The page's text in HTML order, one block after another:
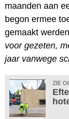
maanden aan
begon ermee
gemaakt
voor gezeten,
jaar vanwege
ZIE